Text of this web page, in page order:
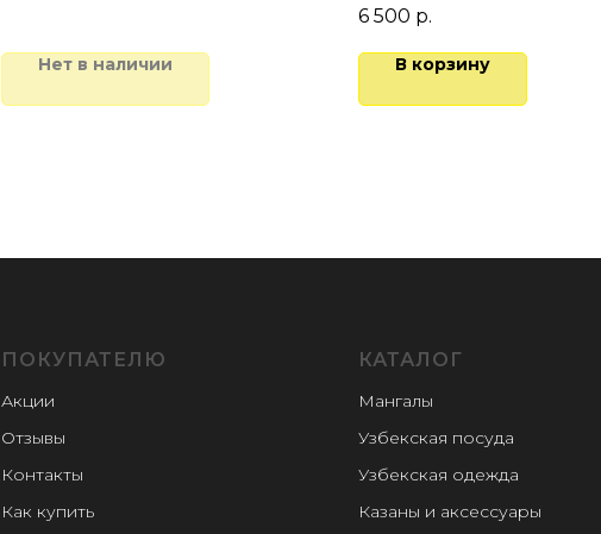
Нет в наличии
Для компании из 15-19
6 500 р.
В корзину
ПОКУПАТЕЛЮ
Акции
Отзывы
Контакты
Как купить
КАТАЛОГ
Мангалы
Узбекская посуда
Узбекская одежда
Казаны и аксессуары